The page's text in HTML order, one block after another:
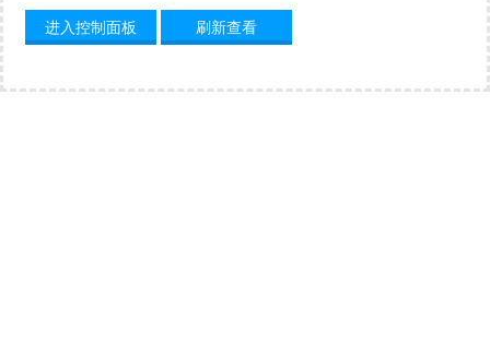
进入控制面板
刷新查看